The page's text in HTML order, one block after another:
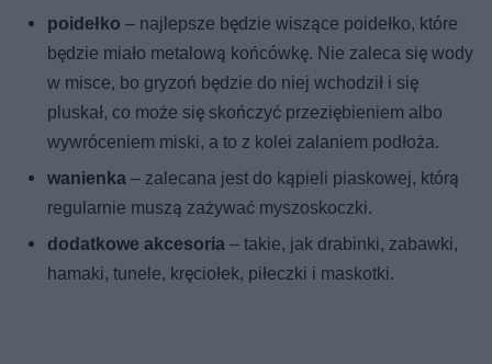
poidełko– najlepsze będzie wiszące poidełko, które
będzie miało metalową końcówkę. Nie zaleca się wody
w misce, bo gryzoń będzie do niej wchodził i się
pluskał, co może się skończyć przeziębieniem albo
wywróceniem miski, a to z kolei zalaniem podłoża.
wanienka– zalecana jest do kąpieli piaskowej, którą
regularnie muszą zażywać myszoskoczki.
dodatkowe akcesoria– takie, jak drabinki, zabawki,
hamaki, tunele, kręciołek, piłeczki i maskotki.